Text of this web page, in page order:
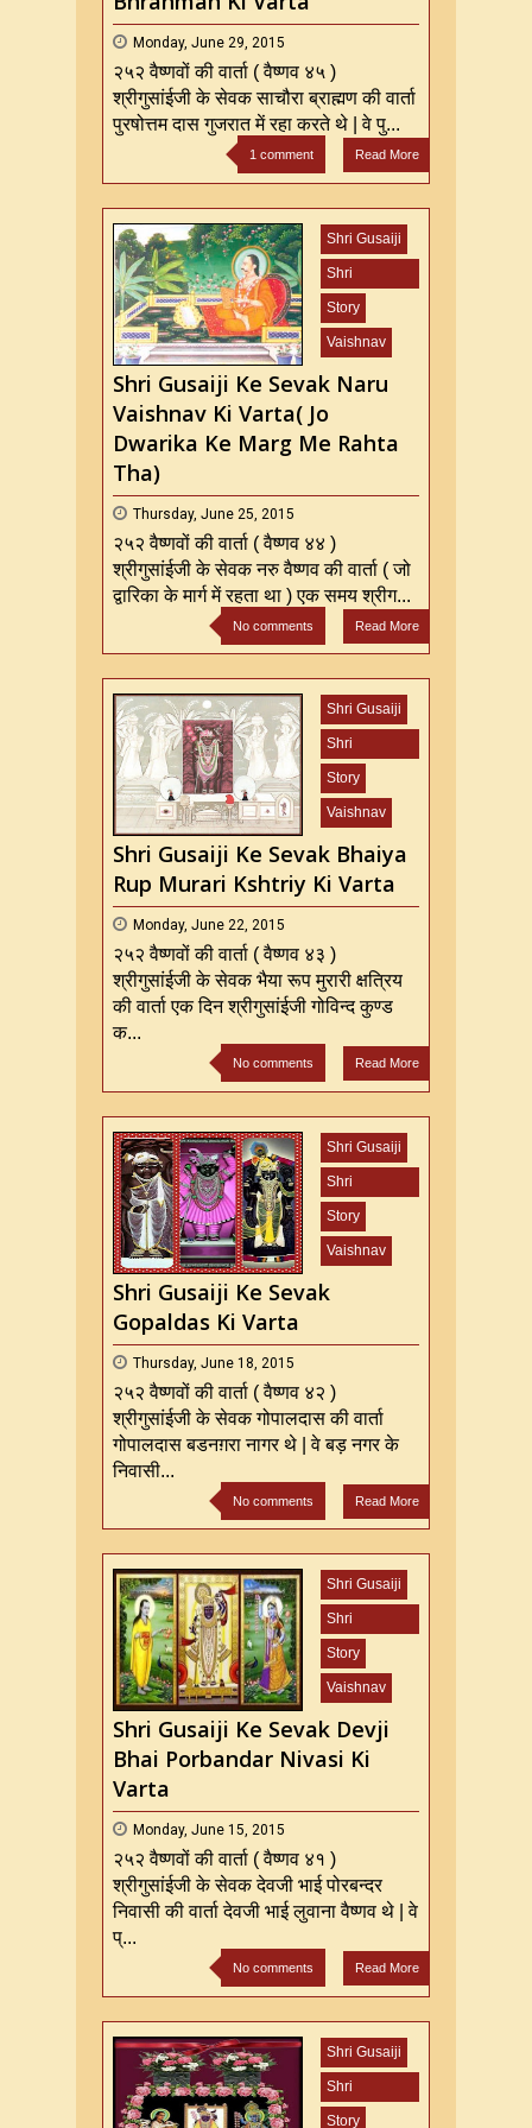
Monday, June 29, 2015
२५२ वैष्णवों की वार्ता ( वैष्णव ४५ )
श्रीगुसांईजी के सेवक साचौरा ब्राह्मण की वार्ता
पुरषोत्तम दास गुजरात में रहा करते थे | वे पु...
1 comment Read More
Shri Gusaiji
Shri
Mahaprabhu
ji
Story
Vaishnav
Shri Gusaiji Ke Sevak Naru
Vaishnav Ki Varta( Jo
Dwarika Ke Marg Me Rahta
Tha)
Thursday, June 25, 2015
२५२ वैष्णवों की वार्ता ( वैष्णव ४४ )
श्रीगुसांईजी के सेवक नरु वैष्णव की वार्ता ( जो
द्वारिका के मार्ग में रहता था ) एक समय श्रीग...
No comments Read More
Shri Gusaiji
Shri
Mahaprabhu
ji
Story
Vaishnav
Shri Gusaiji Ke Sevak Bhaiya
Rup Murari Kshtriy Ki Varta
Monday, June 22, 2015
२५२ वैष्णवों की वार्ता ( वैष्णव ४३ )
श्रीगुसांईजी के सेवक भैया रूप मुरारी क्षत्रिय
की वार्ता एक दिन श्रीगुसांईजी गोविन्द कुण्ड
क...
No comments Read More
Shri Gusaiji
Shri
Mahaprabhu
ji
Story
Vaishnav
Shri Gusaiji Ke Sevak
Gopaldas Ki Varta
Thursday, June 18, 2015
२५२ वैष्णवों की वार्ता ( वैष्णव ४२ )
श्रीगुसांईजी के सेवक गोपालदास की वार्ता
गोपालदास बडनग़रा नागर थे | वे बड़ नगर के
निवासी...
No comments Read More
Shri Gusaiji
Shri
Mahaprabhu
ji
Story
Vaishnav
Shri Gusaiji Ke Sevak Devji
Bhai Porbandar Nivasi Ki
Varta
Monday, June 15, 2015
२५२ वैष्णवों की वार्ता ( वैष्णव ४१ )
श्रीगुसांईजी के सेवक देवजी भाई पोरबन्दर
निवासी की वार्ता देवजी भाई लुवाना वैष्णव थे | वे
प्...
No comments Read More
Shri Gusaiji
Shri
Mahaprabhu
Story